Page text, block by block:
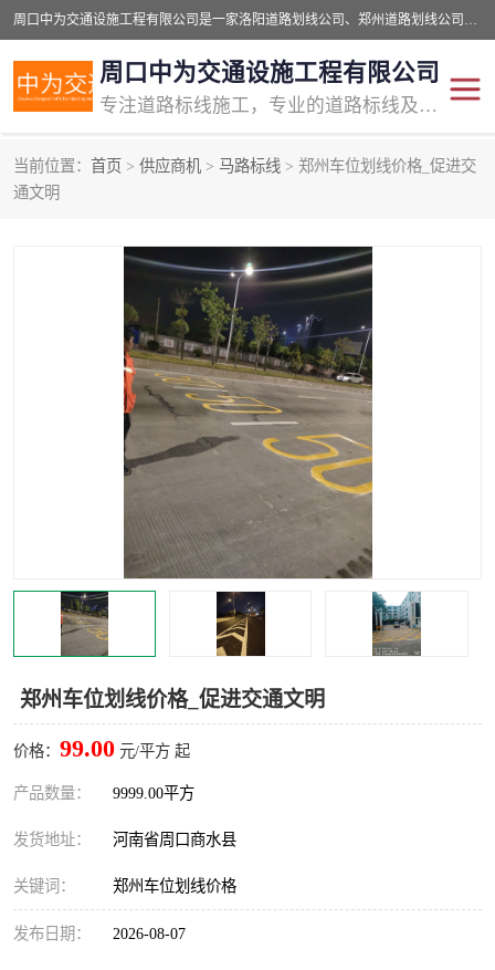
周口中为交通设施工程有限公司是一家洛阳道路划线公司、郑州道路划线公司、平顶山道路车位划线公司、开封车位划线公司、许昌道路车位划线公司、漯河道路车位划线公司，公司始终坚持“诚信、匠心、专注”的宗旨；我们的经营理念是：的服务。
周口中为交通设施工程有限公司
专注道路标线施工，专业的道路标线及交通设施施工服务商!
当前位置： 首页 > 供应商机 > 马路标线 > 郑州车位划线价格_促进交
通文明
郑州车位划线价格_促进交通文明
价格： 99.00 元/平方 起
产品数量： 9999.00平方
发货地址： 河南省周口商水县
关键词： 郑州车位划线价格
发布日期： 2026-08-07
交通道路标线
道路标线划线 马路标线
道路划线